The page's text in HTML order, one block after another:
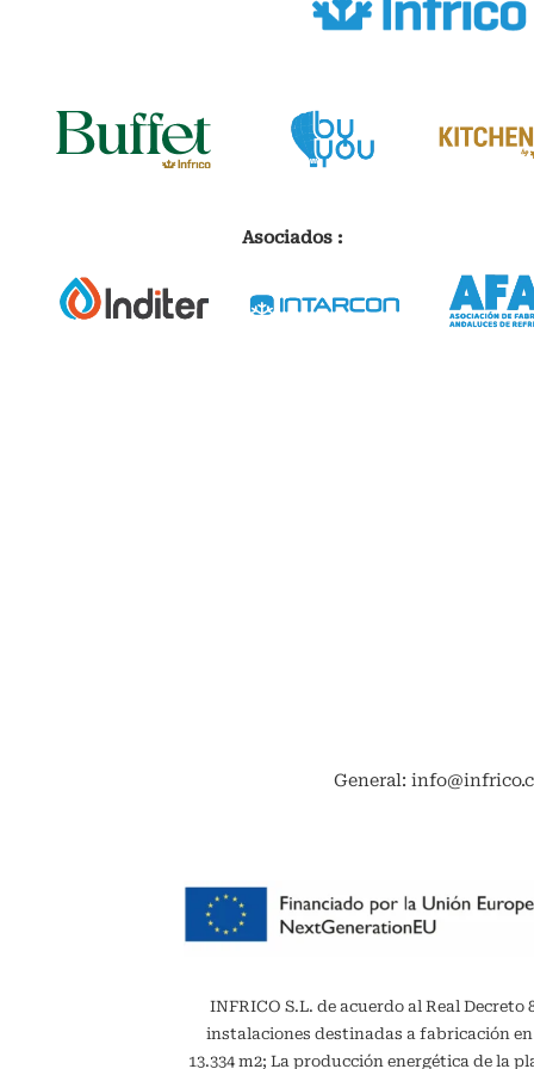
Asociados :
General:
INFRICO S.L. de acuerdo al Real
instalaciones destinadas a fabricación
13.334 m2; La producción energética de la